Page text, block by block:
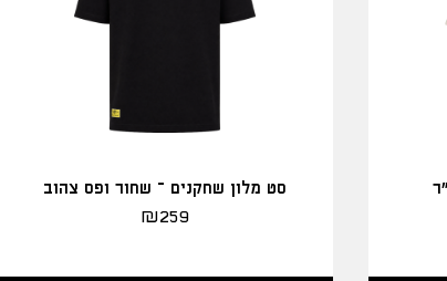
סט מלון שחקנים – שחור ופס צהוב
₪259